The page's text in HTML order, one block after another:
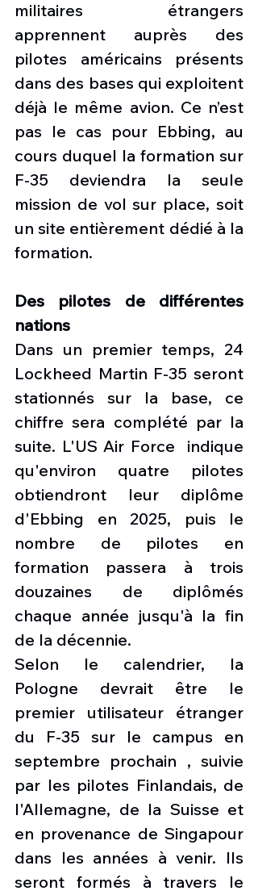
militaires étrangers
apprennent auprès des
pilotes américains présents
dans des bases qui exploitent
déjà le même avion. Ce n’est
pas le cas pour Ebbing, au
cours duquel la formation sur
F-35 deviendra la seule
mission de vol sur place, soit
un site entièrement dédié à la
formation.
Des pilotes de différentes
nations
Dans un premier temps, 24
Lockheed Martin F-35 seront
stationnés sur la base, ce
chiffre sera complété par la
suite. L'US Air Force  indique
qu'environ quatre pilotes
obtiendront leur diplôme
d'Ebbing en 2025, puis le
nombre de pilotes en
formation passera à trois
douzaines de diplômés
chaque année jusqu'à la fin
de la décennie.
Selon le calendrier, la
Pologne devrait être le
premier utilisateur étranger
du F-35 sur le campus en
septembre prochain , suivie
par les pilotes Finlandais, de
l'Allemagne, de la Suisse et
en provenance de Singapour
dans les années à venir. Ils
seront formés à travers le